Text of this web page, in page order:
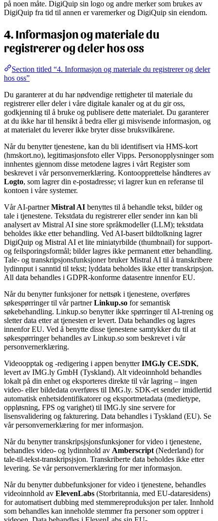
på noen måte. DigiQuip sin logo og andre merker som brukes av
DigiQuip fra tid til annen er varemerker og DigiQuip sin eiendom.
4. Informasjon og materiale du
registrerer og deler hos oss
Section titled “4. Informasjon og materiale du registrerer og deler
hos oss”
Du garanterer at du har nødvendige rettigheter til materiale du
registrerer eller deler i våre digitale kanaler og at du gir oss,
godkjenning til å bruke og publisere dette materialet. Du garanterer
at du ikke har til hensikt å bedra eller gi misvisende informasjon, og
at materialet du leverer ikke bryter disse bruksvilkårene.
Når du benytter tjenestene, kan du bli identifisert via HMS-kort
(hmskort.no), legitimasjonsfoto eller Vipps. Personopplysninger som
innhentes gjennom disse metodene lagres i vårt Register som
beskrevet i vår personvernerklæring. Kontoopprettelse håndteres av
Logto, som lagrer din e-postadresse; vi lagrer kun en referanse til
kontoen i våre systemer.
Vår AI-partnerMistral AI benyttes til å behandle tekst, bilder og
tale i tjenestene. Tekstdata du registrerer eller sender inn kan bli
analysert av Mistral AI sine store språkmodeller (LLM); tekstdata
beholdes ikke etter behandling. Ved AI-basert bildtolkning lagrer
DigiQuip og Mistral AI et lite miniatyrbilde (thumbnail) for support-
og feilsporingsformål; bilder lagres ikke permanent etter behandling.
Tale- og transkripsjonsfunksjoner bruker Mistral AI til å transkribere
lydinnput i sanntid til tekst; lyddata beholdes ikke etter transkripsjon.
All data behandles i GDPR-konforme datasentre innenfor EU.
Når du benytter funksjoner for nettsøk i tjenestene, overføres
søkespørringer til vår partnerLinkup.so for semantisk
søkebehandling. Linkup.so benytter ikke spørringer til AI-trening og
sletter data etter at tjenesten er levert. Data behandles og lagres
innenfor EU. Ved å benytte disse tjenestene samtykker du til at
søkespørringer behandles av Linkup.so som beskrevet i vår
personvernerklæring.
Videoopptak og -redigering i appen benytterIMG.ly CE.SDK,
levert av IMG.ly GmbH (Tyskland). Alt videoinnhold behandles
lokalt på din enhet og eksporteres direkte til vår lagring – ingen
video- eller bildedata overføres til IMG.ly. SDK-et sender imidlertid
automatisk enhetsidentifikatorer og eksportmetadata (medietype,
oppløsning, FPS og varighet) til IMG.ly sine servere for
lisensvalidering og fakturering. Data behandles i Tyskland (EU). Se
vår personvernerklæring for mer informasjon.
Når du benytter transkripsjsjonsfunksjoner for video i tjenestene,
behandles video- og lydinnhold av Amberscript (Nederland) for
tale-til-tekst-transkripsjsjon. Transkriberte data beholdes ikke etter
levering. Se vår personvernerklæring for mer informasjon.
Når du benytter dubbefunksjoner for video i tjenestene, behandles
videoinnhold av ElevenLabs (Storbritannia, med EU-dataresidens)
for automatisert dubbing med stemmereproduksjon per taler. Innhold
som behandles kan inneholde stemmer fra personer som opptrer i